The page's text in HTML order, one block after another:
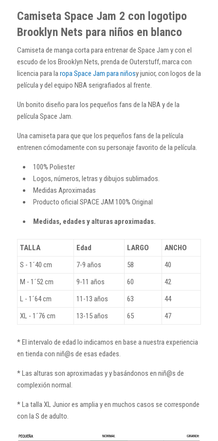
Camiseta Space Jam 2 con logotipo
Brooklyn Nets para niños en blanco
Camiseta de manga corta para entrenar de Space Jam y con el
escudo de los Brooklyn Nets, prenda de Outerstuff, marca con
licencia para laropa Space Jam para niñosy junior, con logos de la
película y del equipo NBA serigrafiados al frente.
Un bonito diseño para los pequeños fans de la NBA y de la
película Space Jam.
Una camiseta para que que los pequeños fans de la película
entrenen cómodamente con su personaje favorito de la película.
100% Poliester
Logos, números, letras y dibujos sublimados.
Medidas Aproximadas
Producto oficial SPACE JAM 100% Original
Medidas, edades y alturas aproximadas.
TALLA Edad LARGO
ANCHO
S - 1´40 cm
7-9 años 58
40
M - 1´52 cm
9-11 años 60
42
L - 1´64 cm
11-13 años 63
44
XL - 1´76 cm
13-15 años 65 47
* El intervalo de edad lo indicamos en base a nuestra experiencia
en tienda con niñ@s de esas edades.
* Las alturas son aproximadas y y basándonos en niñ@s de
complexión normal.
* La talla XL Junior es amplia y en muchos casos se corresponde
con la S de adulto.